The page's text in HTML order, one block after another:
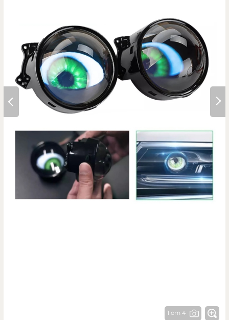
1 от 4